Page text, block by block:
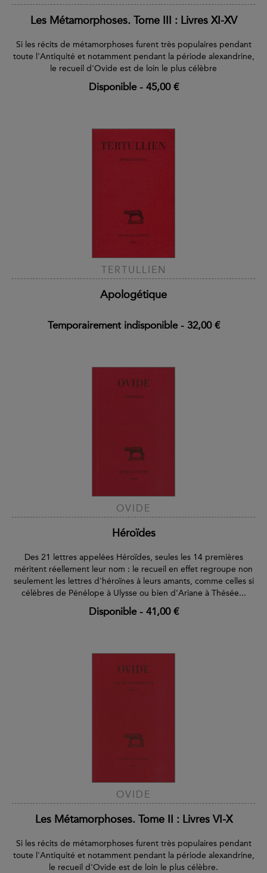
Les Métamorphoses. Tome III : Livres XI-XV
Si les récits de métamorphoses furent très populaires pendant
toute l'Antiquité et notamment pendant la période alexandrine,
le recueil d'Ovide est de loin le plus célèbre
Disponible- 45,00 €
TERTULLIEN
Apologétique
Temporairement indisponible- 32,00 €
OVIDE
Héroïdes
Des 21 lettres appelées Héroïdes, seules les 14 premières
méritent réellement leur nom : le recueil en effet regroupe non
seulement les lettres d'héroïnes à leurs amants, comme celles si
célèbres de Pénélope à Ulysse ou bien d’Ariane à Thésée...
Disponible- 41,00 €
OVIDE
Les Métamorphoses. Tome II : Livres VI-X
Si les récits de métamorphoses furent très populaires pendant
toute l'Antiquité et notamment pendant la période alexandrine,
le recueil d'Ovide est de loin le plus célèbre.